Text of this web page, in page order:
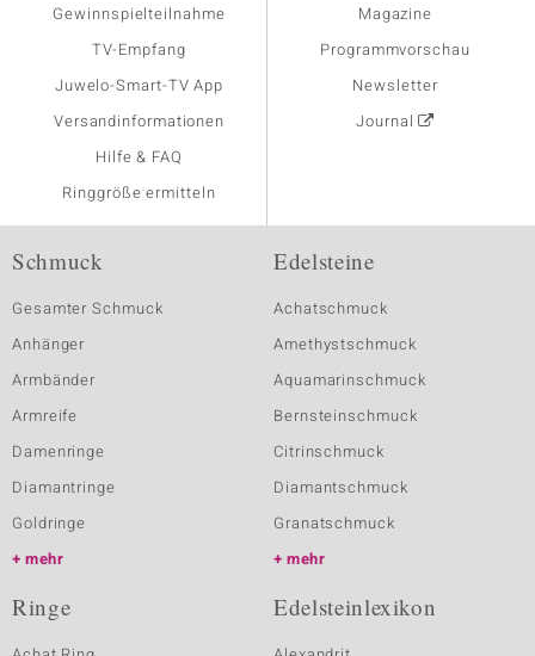
Gewinnspielteilnahme
TV-Empfang
Juwelo-Smart-TV App
Versandinformationen
Hilfe & FAQ
Ringgröße ermitteln
Magazine
Programmvorschau
Newsletter
Journal
Schmuck
Gesamter Schmuck
Anhänger
Armbänder
Armreife
Damenringe
Diamantringe
Goldringe
mehr
Edelsteine
Achatschmuck
Amethystschmuck
Aquamarinschmuck
Bernsteinschmuck
Citrinschmuck
Diamantschmuck
Granatschmuck
mehr
Ringe Edelsteinlexikon